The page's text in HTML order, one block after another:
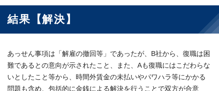
結果【解決】
あっせん事項は「解雇の撤回等」であったが、B社から、復職は困
難であるとの意向が示されたこと、また、Aも復職にはこだわらな
いとしたこと等から、時間外賃金の未払いやパワハラ等にかかる
問題も含め、包括的に金銭による解決を行うことで双方が合意